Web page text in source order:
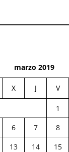
marzo 2019
X J V
1
6 7 8
13 14 15